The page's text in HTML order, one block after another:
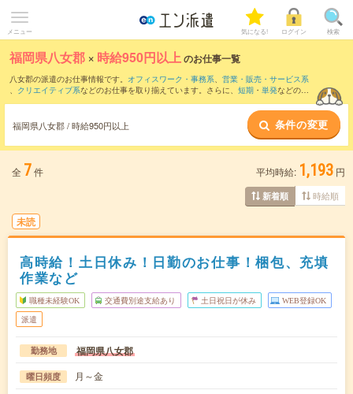
メニュー 気になる! ログイン 検索
福岡県八女郡 × 時給950円以上のお仕事一覧
八女郡の派遣のお仕事情報です。 オフィスワーク・事務系、 営業・販売・サービス系
、 クリエイティブ系などのお仕事を取り揃えています。さらに、 短期 ・ 単発などの期
時給1100円以上 ・1800円以上の求人はこちら
当サイトでは法令を遵守し、最低賃金以上の求人のみを掲載しています。
福岡県八女郡 / 時給950円以上 条件の変更
全 7件 平均時給: 1,193 円
新着順 時給順
未読
高時給！土日休み！日勤のお仕事！梱包、充填
作業など
職種未経験OK 交通費別途支給あり 土日祝日が休み WEB登録OK
派遣
勤務地 福岡県八女郡
曜日頻度 月～金